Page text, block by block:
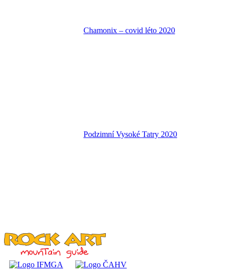
Chamonix – covid léto 2020
Podzimní Vysoké Tatry 2020